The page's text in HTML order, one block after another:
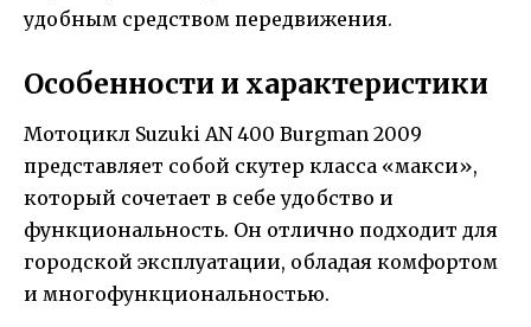
удобным средством передвижения.
Особенности и характеристики
Мотоцикл Suzuki AN 400 Burgman 2009
представляет собой скутер класса «макси»,
который сочетает в себе удобство и
функциональность. Он отлично подходит для
городской эксплуатации, обладая комфортом
и многофункциональностью.